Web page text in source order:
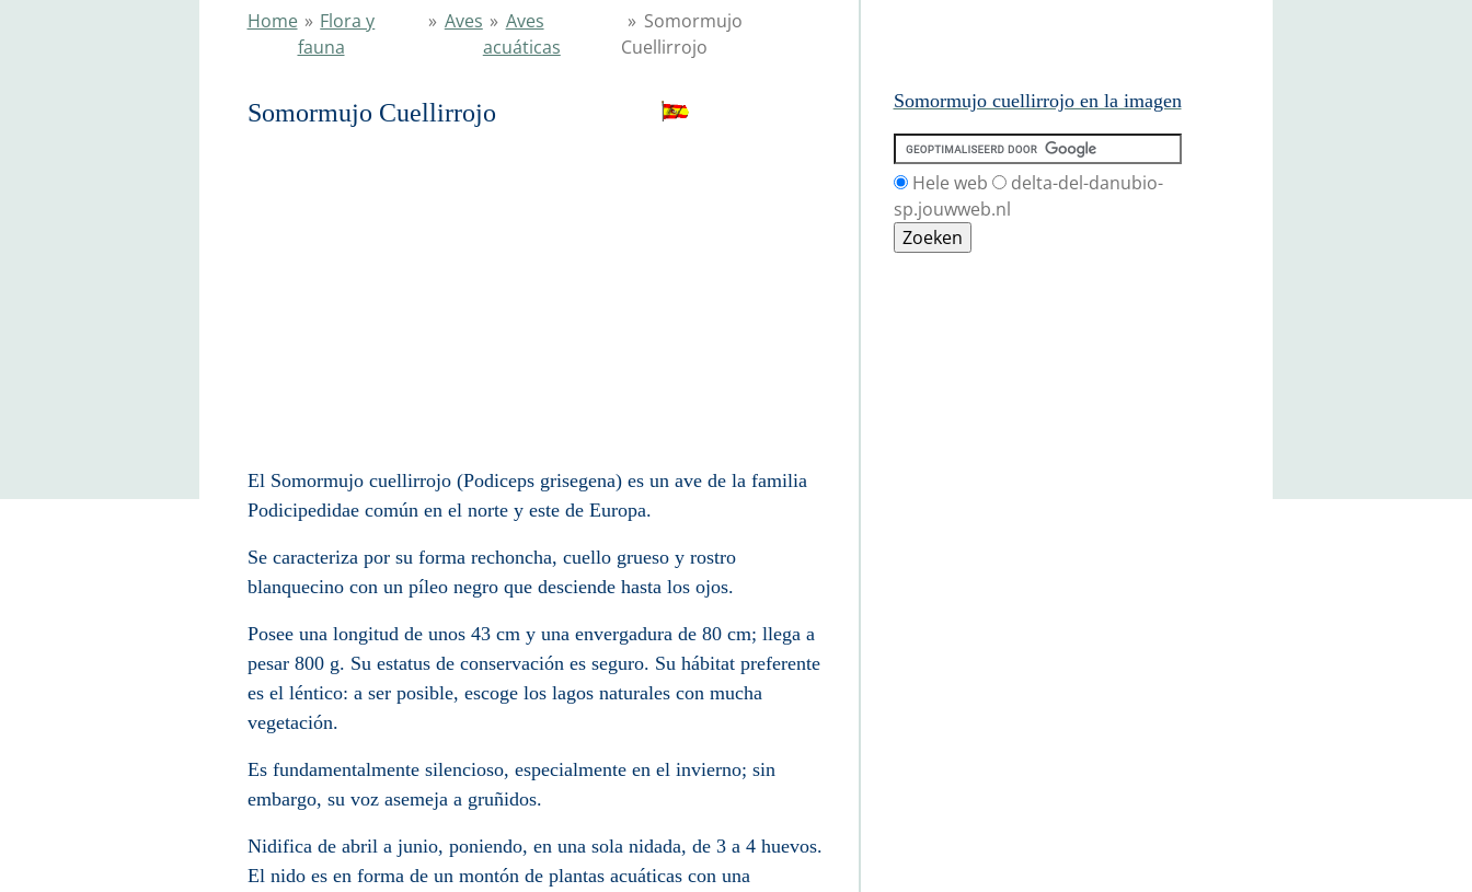
Home » Flora y
fauna
» Aves » Aves
acuáticas
» Somormujo
Cuellirrojo
Somormujo Cuellirrojo
El Somormujo cuellirrojo (Podiceps grisegena) es un ave de la familia
Podicipedidae común en el norte y este de Europa.
Se caracteriza por su forma rechoncha, cuello grueso y rostro
blanquecino con un píleo negro que desciende hasta los ojos.
Posee una longitud de unos 43 cm y una envergadura de 80 cm; llega a
pesar 800 g. Su estatus de conservación es seguro. Su hábitat preferente
es el léntico: a ser posible, escoge los lagos naturales con mucha
vegetación.
Es fundamentalmente silencioso, especialmente en el invierno; sin
embargo, su voz asemeja a gruñidos.
Nidifica de abril a junio, poniendo, en una sola nidada, de 3 a 4 huevos.
El nido es en forma de un montón de plantas acuáticas con una
Somormujo cuellirrojo en la imagen
Hele web
delta-del-danubio-
sp.jouwweb.nl